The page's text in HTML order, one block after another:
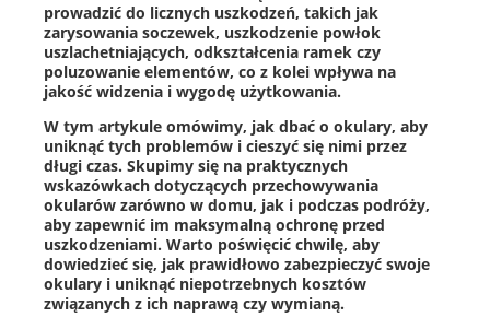
prowadzić do licznych uszkodzeń, takich jak
zarysowania soczewek, uszkodzenie powłok
uszlachetniających, odkształcenia ramek czy
poluzowanie elementów, co z kolei wpływa na
jakość widzenia i wygodę użytkowania.
W tym artykule omówimy, jak dbać o okulary, aby
uniknąć tych problemów i cieszyć się nimi przez
długi czas. Skupimy się na praktycznych
wskazówkach dotyczących przechowywania
okularów zarówno w domu, jak i podczas podróży,
aby zapewnić im maksymalną ochronę przed
uszkodzeniami. Warto poświęcić chwilę, aby
dowiedzieć się, jak prawidłowo zabezpieczyć swoje
okulary i uniknąć niepotrzebnych kosztów
związanych z ich naprawą czy wymianą.